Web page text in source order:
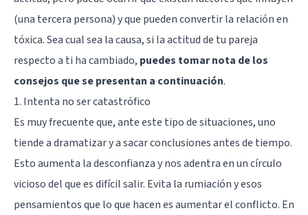
(una tercera persona) y que pueden convertir la relación en
tóxica. Sea cual sea la causa, si la actitud de tu pareja
respecto a ti ha cambiado, puedes tomar nota de los
consejos que se presentan a continuación.
1. Intenta no ser catastrófico
Es muy frecuente que, ante este tipo de situaciones, uno
tiende a dramatizar y a sacar conclusiones antes de tiempo.
Esto aumenta la desconfianza y nos adentra en un círculo
vicioso del que es difícil salir. Evita la rumiacióny esos
pensamientos que lo que hacen es aumentar el conflicto. En